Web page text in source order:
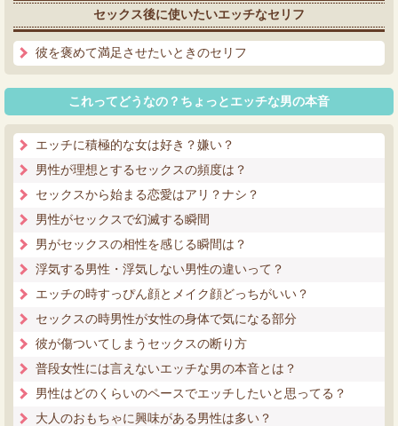
セックス後に使いたいエッチなセリフ
彼を褒めて満足させたいときのセリフ
これってどうなの？ちょっとエッチな男の本音
エッチに積極的な女は好き？嫌い？
男性が理想とするセックスの頻度は？
セックスから始まる恋愛はアリ？ナシ？
男性がセックスで幻滅する瞬間
男がセックスの相性を感じる瞬間は？
浮気する男性・浮気しない男性の違いって？
エッチの時すっぴん顔とメイク顔どっちがいい？
セックスの時男性が女性の身体で気になる部分
彼が傷ついてしまうセックスの断り方
普段女性には言えないエッチな男の本音とは？
男性はどのくらいのペースでエッチしたいと思ってる？
大人のおもちゃに興味がある男性は多い？